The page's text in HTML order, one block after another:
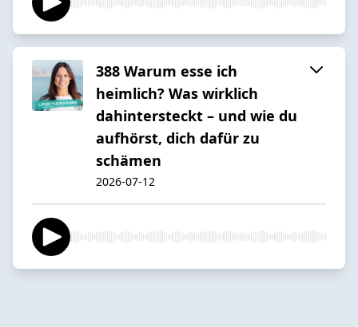
388 Warum esse ich
heimlich? Was wirklich
dahintersteckt – und wie du
aufhörst, dich dafür zu
schämen
2026-07-12